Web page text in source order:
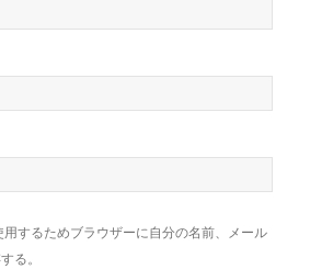
用するためブラウザーに自分の名前、メール
る。